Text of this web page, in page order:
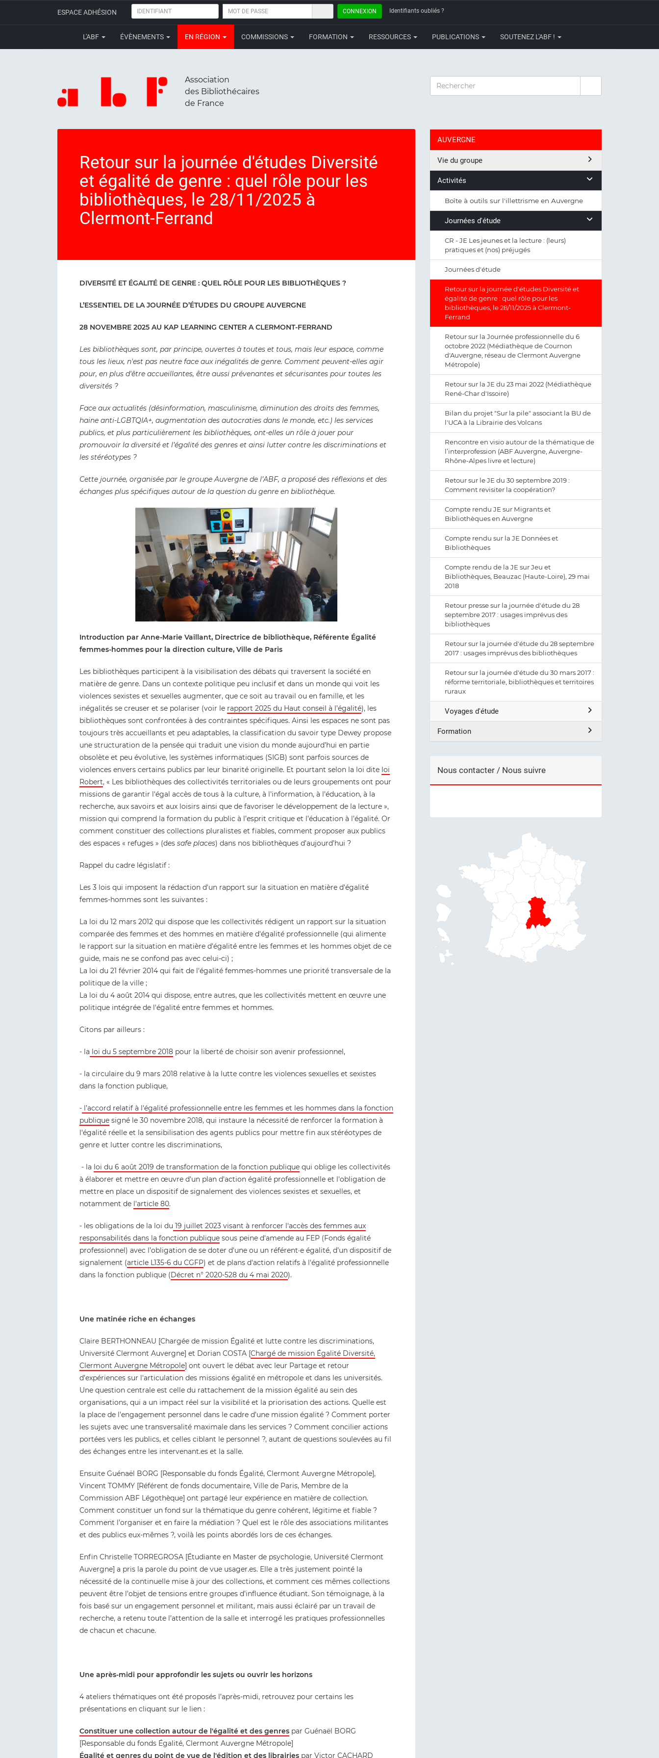
ESPACE ADHÉSION IDENTIFIANT
MOT
PASSE
CONNEXION Identifiants oubliés ?
L'ABF ÉVÈNEMENTS EN RÉGION COMMISSIONS FORMATION RESSOURCES PUBLICATIONS SOUTENEZ L'ABF !
Association
des Bibliothécaires
de France
RECHERCHER
Retour sur la journée d'études Diversité
et égalité de genre : quel rôle pour les
bibliothèques, le 28/11/2025 à
Clermont-Ferrand
DIVERSITÉ ET ÉGALITÉ DE GENRE : QUEL RÔLE POUR LES BIBLIOTHÈQUES ?
L’ESSENTIEL DE LA JOURNÉE D’ÉTUDES DU GROUPE AUVERGNE
28 NOVEMBRE 2025 AU KAP LEARNING CENTER A CLERMONT-FERRAND
Les bibliothèques sont, par principe, ouvertes à toutes et tous, mais leur espace, comme
tous les lieux, n'est pas neutre face aux inégalités de genre. Comment peuvent-elles agir
pour, en plus d'être accueillantes, être aussi prévenantes et sécurisantes pour toutes les
diversités ?
Face aux actualités (désinformation, masculinisme, diminution des droits des femmes,
haine anti-LGBTQIA+, augmentation des autocraties dans le monde, etc.) les services
publics, et plus particulièrement les bibliothèques, ont-elles un rôle à jouer pour
promouvoir la diversité et l’égalité des genres et ainsi lutter contre les discriminations et
les stéréotypes ?
Cette journée, organisée par le groupe Auvergne de l’ABF, a proposé des réflexions et des
échanges plus spécifiques autour de la question du genre en bibliothèque.
Introduction par Anne-Marie Vaillant, Directrice de bibliothèque, Référente Égalité
femmes-hommes pour la direction culture, Ville de Paris
Les bibliothèques participent à la visibilisation des débats qui traversent la société en
matière de genre. Dans un contexte politique peu inclusif et dans un monde qui voit les
violences sexistes et sexuelles augmenter, que ce soit au travail ou en famille, et les
inégalités se creuser et se polariser (voir le rapport 2025 du Haut conseil à l’égalité), les
bibliothèques sont confrontées à des contraintes spécifiques. Ainsi les espaces ne sont pas
toujours très accueillants et peu adaptables, la classification du savoir type Dewey propose
une structuration de la pensée qui traduit une vision du monde aujourd’hui en partie
obsolète et peu évolutive, les systèmes informatiques (SIGB) sont parfois sources de
violences envers certains publics par leur binarité originelle. Et pourtant selon la loi dite loi
Robert, « Les bibliothèques des collectivités territoriales ou de leurs groupements ont pour
missions de garantir l'égal accès de tous à la culture, à l'information, à l'éducation, à la
recherche, aux savoirs et aux loisirs ainsi que de favoriser le développement de la lecture »,
mission qui comprend la formation du public à l’esprit critique et l’éducation à l’égalité. Or
comment constituer des collections pluralistes et fiables, comment proposer aux publics
des espaces « refuges » (des safe places) dans nos bibliothèques d’aujourd’hui ?
Rappel du cadre législatif :
Les 3 lois qui imposent la rédaction d'un rapport sur la situation en matière d'égalité
femmes-hommes sont les suivantes :
La loi du 12 mars 2012 qui dispose que les collectivités rédigent un rapport sur la situation
comparée des femmes et des hommes en matière d'égalité professionnelle (qui alimente
le rapport sur la situation en matière d'égalité entre les femmes et les hommes objet de ce
guide, mais ne se confond pas avec celui-ci) ;
La loi du 21 février 2014 qui fait de l'égalité femmes-hommes une priorité transversale de la
politique de la ville ;
La loi du 4 août 2014 qui dispose, entre autres, que les collectivités mettent en œuvre une
politique intégrée de l'égalité entre femmes et hommes.
Citons par ailleurs :
- la loi du 5 septembre 2018 pour la liberté de choisir son avenir professionnel,
- la circulaire du 9 mars 2018 relative à la lutte contre les violences sexuelles et sexistes
dans la fonction publique,
- l’accord relatif à l'égalité professionnelle entre les femmes et les hommes dans la fonction
publique signé le 30 novembre 2018, qui instaure la nécessité de renforcer la formation à
l'égalité réelle et la sensibilisation des agents publics pour mettre fin aux stéréotypes de
genre et lutter contre les discriminations,
- la loi du 6 août 2019 de transformation de la fonction publique qui oblige les collectivités
à élaborer et mettre en œuvre d'un plan d'action égalité professionnelle et l'obligation de
mettre en place un dispositif de signalement des violences sexistes et sexuelles, et
notamment de l'article 80.
- les obligations de la loi du 19 juillet 2023 visant à renforcer l'accès des femmes aux
responsabilités dans la fonction publique sous peine d'amende au FEP (Fonds égalité
professionnel) avec l’obligation de se doter d'une ou un référent·e égalité, d’un dispositif de
signalement (article L135-6 du CGFP) et de plans d'action relatifs à l'égalité professionnelle
dans la fonction publique (Décret n° 2020-528 du 4 mai 2020).
Une matinée riche en échanges
Claire BERTHONNEAU [Chargée de mission Égalité et lutte contre les discriminations,
Université Clermont Auvergne] et Dorian COSTA [Chargé de mission Égalité Diversité,
Clermont Auvergne Métropole] ont ouvert le débat avec leur Partage et retour
d’expériences sur l'articulation des missions égalité en métropole et dans les universités.
Une question centrale est celle du rattachement de la mission égalité au sein des
organisations, qui a un impact réel sur la visibilité et la priorisation des actions. Quelle est
la place de l’engagement personnel dans le cadre d’une mission égalité ? Comment porter
les sujets avec une transversalité maximale dans les services ? Comment concilier actions
portées vers les publics, et celles ciblant le personnel ?, autant de questions soulevées au fil
des échanges entre les intervenant.es et la salle.
Ensuite Guénaël BORG [Responsable du fonds Égalité, Clermont Auvergne Métropole],
Vincent TOMMY [Référent de fonds documentaire, Ville de Paris, Membre de la
Commission ABF Légothèque] ont partagé leur expérience en matière de collection.
Comment constituer un fond sur la thématique du genre cohérent, légitime et fiable ?
Comment l’organiser et en faire la médiation ? Quel est le rôle des associations militantes
et des publics eux-mêmes ?, voilà les points abordés lors de ces échanges.
Enfin Christelle TORREGROSA [Étudiante en Master de psychologie, Université Clermont
Auvergne] a pris la parole du point de vue usager.es. Elle a très justement pointé la
nécessité de la continuelle mise à jour des collections, et comment ces mêmes collections
peuvent être l’objet de tensions entre groupes d’influence étudiant. Son témoignage, à la
fois basé sur un engagement personnel et militant, mais aussi éclairé par un travail de
recherche, a retenu toute l’attention de la salle et interrogé les pratiques professionnelles
de chacun et chacune.
Une après-midi pour approfondir les sujets ou ouvrir les horizons
4 ateliers thématiques ont été proposés l’après-midi, retrouvez pour certains les
présentations en cliquant sur le lien :
Constituer une collection autour de l'égalité et des genres par Guénaël BORG
[Responsable du fonds Égalité, Clermont Auvergne Métropole]
Égalité et genres du point de vue de l'édition et des librairies par Victor CACHARD
AUVERGNE
Vie du groupe
Activités
Boîte à outils sur l'illettrisme en Auvergne
Journées d'étude
CR - JE Les jeunes et la lecture : (leurs)
pratiques et (nos) préjugés
Journées d'étude
Retour sur la journée d'études Diversité et
égalité de genre : quel rôle pour les
bibliothèques, le 28/11/2025 à Clermont-
Ferrand
Retour sur la Journée professionnelle du 6
octobre 2022 (Médiathèque de Cournon
d'Auvergne, réseau de Clermont Auvergne
Métropole)
Retour sur la JE du 23 mai 2022 (Médiathèque
René-Char d'Issoire)
Bilan du projet "Sur la pile" associant la BU de
l'UCA à la Librairie des Volcans
Rencontre en visio autour de la thématique de
l’interprofession (ABF Auvergne, Auvergne-
Rhône-Alpes livre et lecture)
Retour sur le JE du 30 septembre 2019 :
Comment revisiter la coopération?
Compte rendu JE sur Migrants et
Bibliothèques en Auvergne
Compte rendu sur la JE Données et
Bibliothèques
Compte rendu de la JE sur Jeu et
Bibliothèques, Beauzac (Haute-Loire), 29 mai
2018
Retour presse sur la journée d'étude du 28
septembre 2017 : usages imprévus des
bibliothèques
Retour sur la journée d'étude du 28 septembre
2017 : usages imprévus des bibliothèques
Retour sur la journée d'étude du 30 mars 2017 :
réforme territoriale, bibliothèques et territoires
ruraux
Voyages d'étude
Formation
Nous contacter / Nous suivre